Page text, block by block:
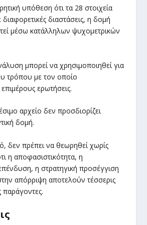
υπόθεση ότι τα 28 στοιχεία
διαστάσεις, η δομή
μέσω κατάλληλων ψυχομετρικών
μπορεί να χρησιμοποιηθεί για
τρόπου με τον οποίο
ερωτήσεις.
αρχείο δεν προσδιορίζει
δομή.
δεν πρέπει να θεωρηθεί χωρίς
η αποφασιστικότητα, η
η στρατηγική προσέγγιση
απόρριψη αποτελούν τέσσερις
παράγοντες.